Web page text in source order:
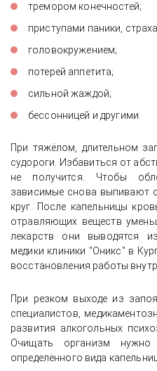
тремором конечностей;
приступами паники,
головокружением;
потерей аппетита;
сильной жаждой;
бессонницей и другими.
При тяжёлом, длительном
судороги. Избавиться от
не получится. Чтобы
зависимые снова выпивают
круг. После капельницы
отравляющих веществ
лекарств они выводятся
медики клиники "Оникс" в
восстановления работы
При резком выходе из
специалистов,
развития алкогольных
Очищать организм
определённого вида